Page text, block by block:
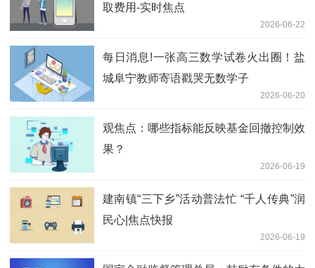
取费用-实时焦点
2026-06-22
每日消息!一张高三数学试卷火出圈！盐
城阜宁教师寄语戳哭无数学子
2026-06-20
观焦点：哪些指标能反映基金回撤控制效
果？
2026-06-19
建南镇“三下乡”活动普法忙 “千人传典”润
民心|焦点快报
2026-06-19